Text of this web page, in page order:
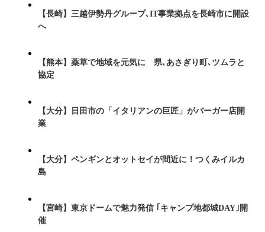
【長崎】三越伊勢丹グループ､IT事業拠点を長崎市に開設
へ
【熊本】薬草で地域を元気に 県､あさぎり町､ツムラと
協定
【大分】日田市の「イタリアンの巨匠」がバーガー店開
業
【大分】ペンギンとオットセイが間近に！つくみイルカ
島
【宮崎】東京ドームで魅力発信 ｢キャンプ地都城DAY｣開
催